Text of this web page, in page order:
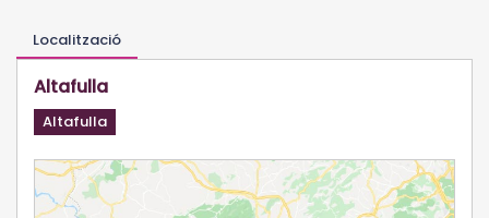
Localització
Altafulla
Altafulla